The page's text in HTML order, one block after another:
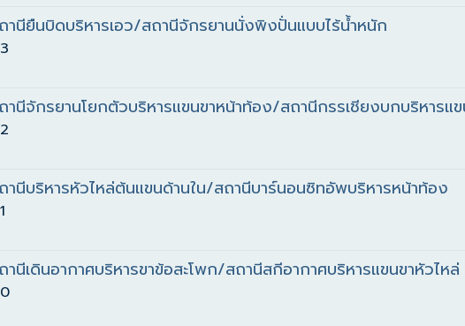
นียืนบิดบริหารเอว/สถานีจักรยานนั่งพิงปั่นแบบไร้น้ำหนัก
นีจักรยานโยกตัวบริหารแขนขาหน้าท้อง/สถานีกรรเชียงบกบริหารแ
นีบริหารหัวไหล่ต้นแขนด้านใน/สถานีบาร์นอนซิทอัพบริหารหน้าท้อง
นีเดินอากาศบริหารขาข้อสะโพก/สถานีสกีอากาศบริหารแขนขาหัวไหล่